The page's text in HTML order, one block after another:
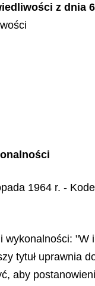
z
1964 r. -
tytuł uprawnia
aby